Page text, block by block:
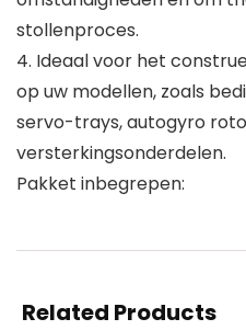
stollenproces.
4. Ideaal voor het
op uw modellen, zoals
servo-trays, autogyro
versterkingsonderdelen.
Pakket inbegrepen:
Related Products